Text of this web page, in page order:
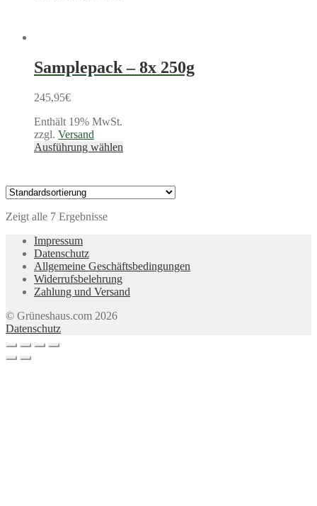
Samplepack – 8x 250g
245,95€
Enthält 19% MwSt.
zzgl. Versand
Ausführung wählen
Zeigt alle 7 Ergebnisse
Impressum
Datenschutz
Allgemeine Geschäftsbedingungen
Widerrufsbelehrung
Zahlung und Versand
© Grüneshaus.com 2026
Datenschutz